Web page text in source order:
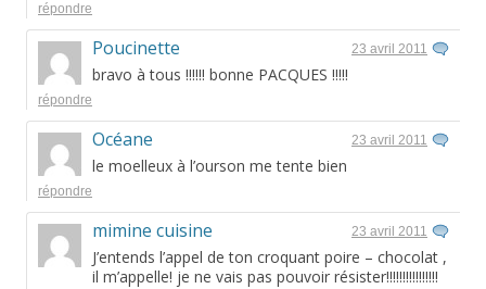
répondre
Poucinette 23 avril 2011
bravo à tous !!!!!! bonne PACQUES !!!!!
répondre
Océane 23 avril 2011
le moelleux à l’ourson me tente bien
répondre
mimine cuisine 23 avril 2011
J’entends l’appel de ton croquant poire – chocolat ,
il m’appelle! je ne vais pas pouvoir résister!!!!!!!!!!!!!!!!